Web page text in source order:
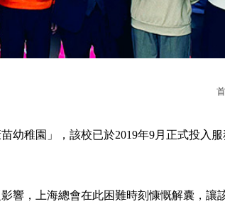
幼稚園」，該校已於2019年9月正式投入
響，上海總會在此困難時刻慷慨解囊，讓